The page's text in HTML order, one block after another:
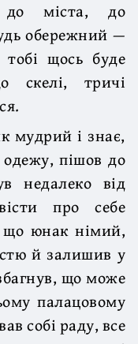
міста, до
обережний —
щось буде
скелі, тричі
мудрий і знає,
пішов до
недалеко від
про себе
що юнак німий,
й залишив у
що може
палацовому
собі раду, все